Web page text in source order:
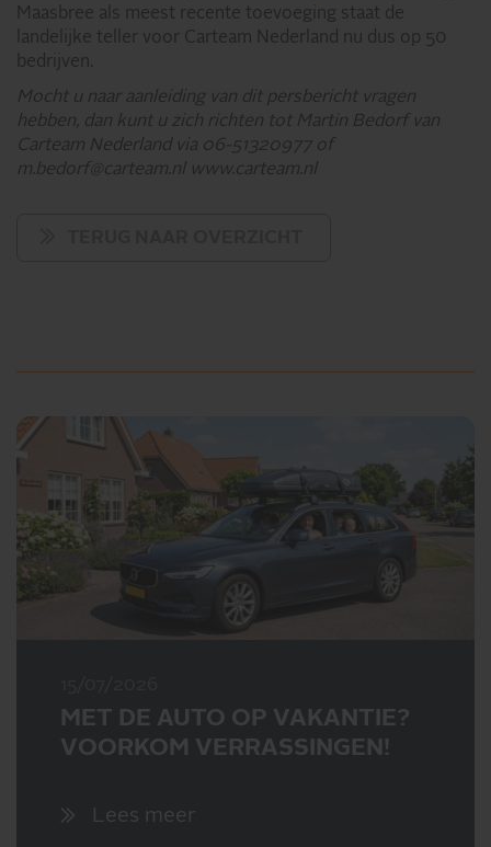
Maasbree als meest recente toevoeging staat de
landelijke teller voor Carteam Nederland nu dus op 50
bedrijven.
Mocht u naar aanleiding van dit persbericht vragen
hebben, dan kunt u zich richten tot Martin Bedorf van
Carteam Nederland via 06-51320977 of
m.bedorf@carteam.nl www.carteam.nl
MET DE AUTO OP VAKANTIE?
VOORKOM VERRASSINGEN!
Lees meer